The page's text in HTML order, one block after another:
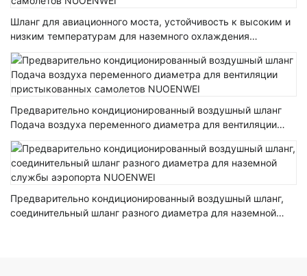
Шланг для авиационного моста, устойчивость к высоким и
низким температурам для наземного охлаждения
самолетов NUOENWEI
Предварительно кондиционированный воздушный шланг
Подача воздуха переменного диаметра для вентиляции
пристыкованных самолетов NUOENWEI
Предварительно кондиционированный воздушный шланг,
соединительный шланг разного диаметра для наземной